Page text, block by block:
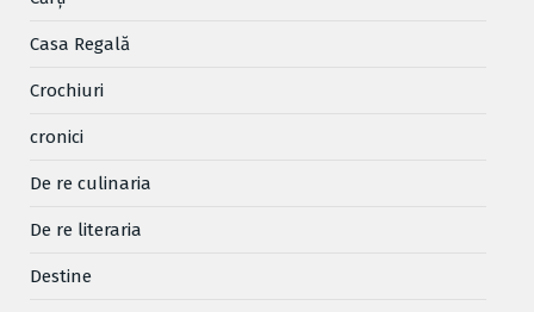
Casa Regală
Crochiuri
cronici
De re culinaria
De re literaria
Destine